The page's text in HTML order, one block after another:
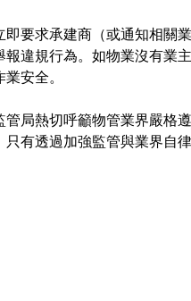
要求承建商（或通知相關
違規行為。如物業沒有業
安全。
局熱切呼籲物管業界嚴格
有透過加強監管與業界自